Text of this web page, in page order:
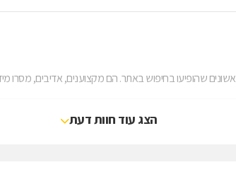
שהופיעו בחיפוש באתר. הם מקצוענים, אדיבים, מסרו
הצג עוד חוות דעת